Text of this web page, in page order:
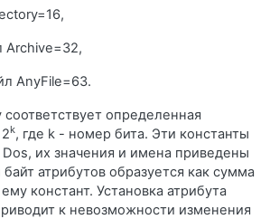
Archive=32,
AnyFile=63.
определенная
k, где k - номер бита. Эти константы
их значения и имена приведены
атрибутов образуется как сумма
констант. Установка атрибута
к невозможности изменения